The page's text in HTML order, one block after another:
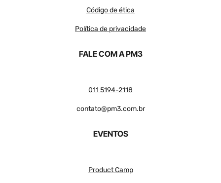
Código de ética
Política de privacidade
FALE COM A PM3
011 5194-2118
contato@pm3.com.br
EVENTOS
Product Camp